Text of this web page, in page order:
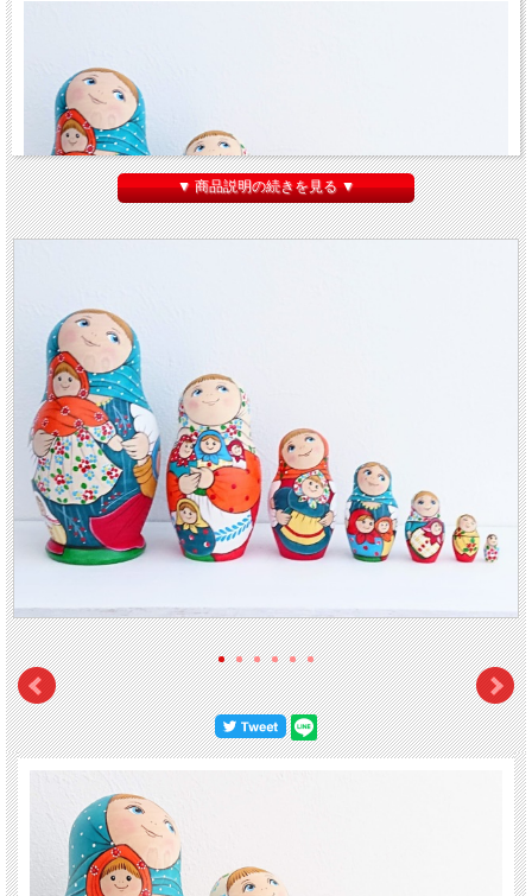
マトリョーシカのふるさと、セルギエフ＝パサード在住の
コムスカヤ作 民族衣装マトリョーシカ＜マトリョーシカと人形＞7ピース・Mサ
イズです。
とてもカラフルで楽しい7人娘たち。それぞれお気に入りの人形やマトリョーシカ
をたくさん持っています。サイドや後ろにも人形たちがいますのでぜひご覧くださ
い。
女の子たちが小首をかしげているのがかわいらしさを倍増させています。とても表
情豊かなマトリョーシカです。
【サイズ】 高さ：13.2cm、幅：7cm
▼ 商品説明の続きを見る ▼